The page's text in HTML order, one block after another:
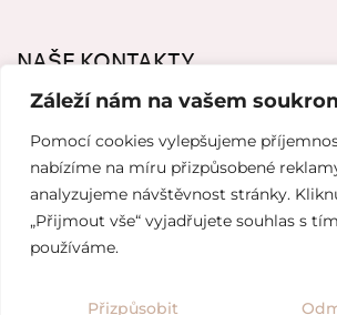
Záleží nám na vašem
Pomocí cookies vylepšujeme
nabízíme na míru přizpůsobené
analyzujeme návštěvnost stránky.
„Přijmout vše“ vyjadřujete souhlas s
používáme.
Přizpůsobit
NAŠE KONTAKTY
mikeladzebeauty@gmail.com
+420 776627318
U Pergamenky 12, Praha 7